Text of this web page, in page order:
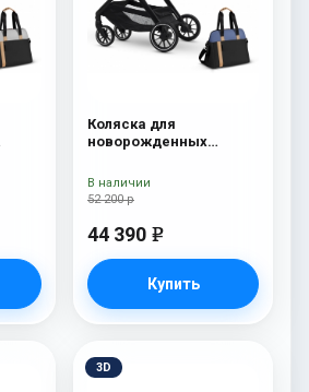
Коляска для
новорожденных
сумка Denim
52 200 р
44 390 e
Купить
В наличии
3D